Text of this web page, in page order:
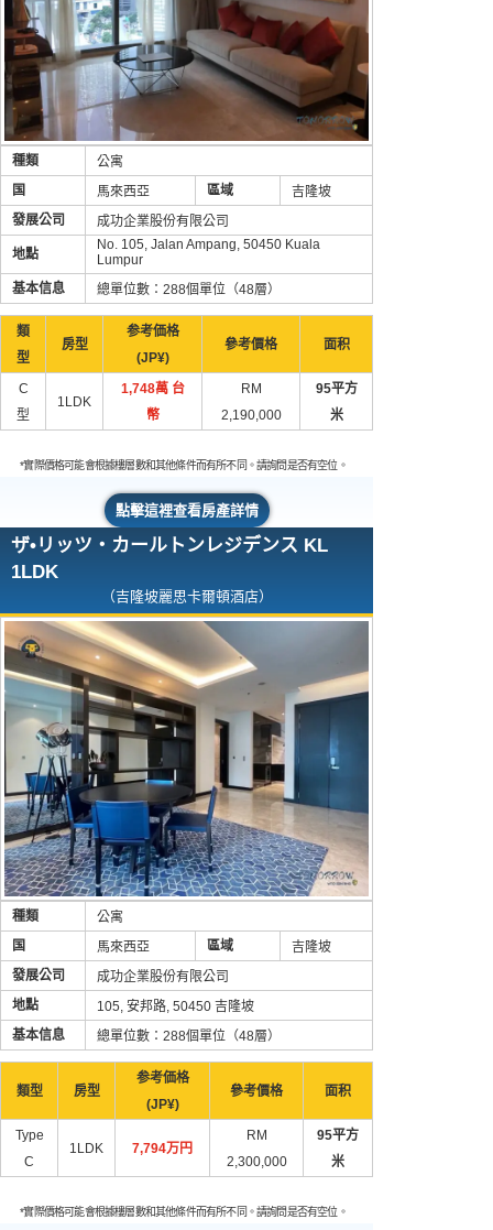
種類
公寓
国
馬來西亞 區域
吉隆坡
發展公司
成功企業股份有限公司
地點
No. 105, Jalan Ampang, 50450 Kuala
Lumpur
基本信息
總單位數：288個單位（48層）
類
型
房型
参考価格
(JP¥)
參考價格 面积
C
型
1LDK
1,748萬 台
幣
RM
2,190,000
95平方
米
*實際價格可能會根據樓層數和其他條件而有所不同。請詢問是否有空位。
點擊這裡查看房產詳情
ザ•リッツ・カールトンレジデンス KL
1LDK
（吉隆坡麗思卡爾頓酒店）
種類
公寓
国
馬來西亞 區域
吉隆坡
發展公司
成功企業股份有限公司
地點
105, 安邦路, 50450 吉隆坡
基本信息
總單位數：288個單位（48層）
類型 房型
参考価格
(JP¥)
參考價格 面积
Type
C
1LDK 7,794万円
RM
2,300,000
95平方
米
*實際價格可能會根據樓層數和其他條件而有所不同。請詢問是否有空位。